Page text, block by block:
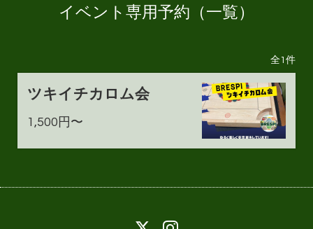
イベント専用予約（一覧）
全1件
ツキイチカロム会
1,500円〜